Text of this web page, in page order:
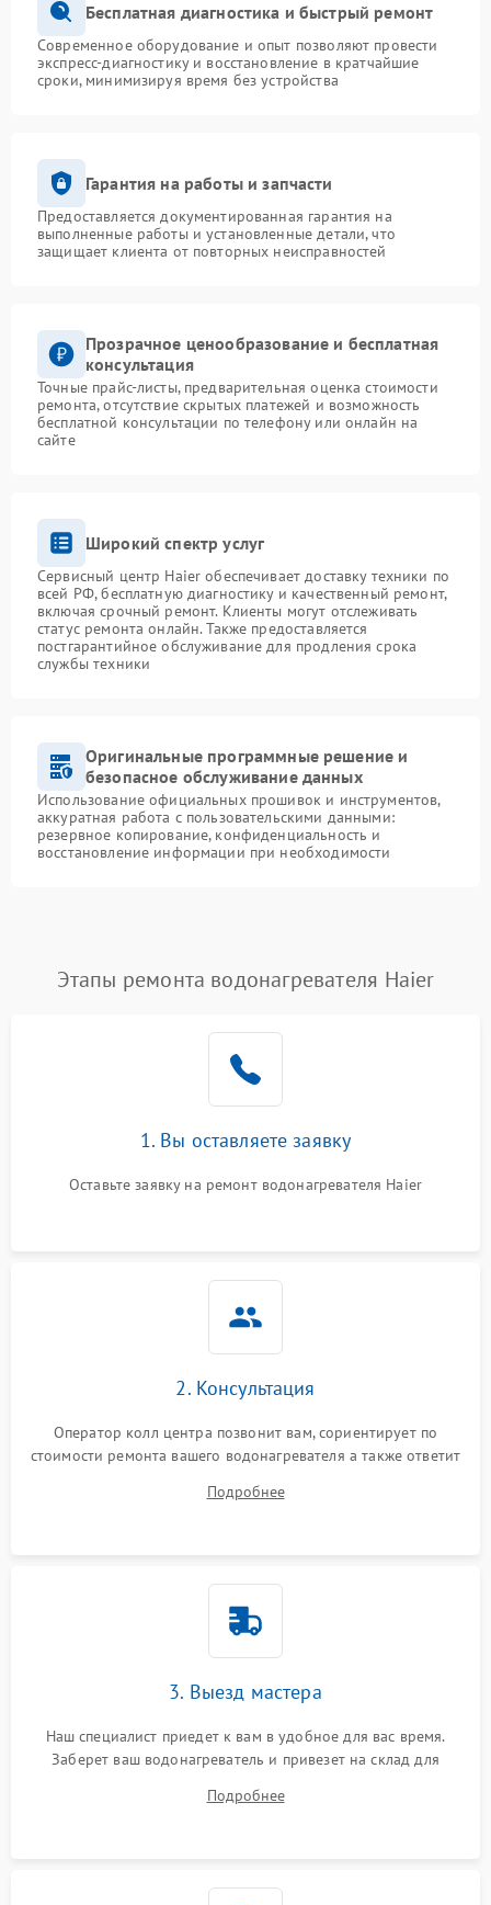
Бесплатная диагностика и быстрый ремонт
Современное оборудование и опыт позволяют провести
экспресс-диагностику и восстановление в кратчайшие
сроки, минимизируя время без устройства
Гарантия на работы и запчасти
Предоставляется документированная гарантия на
выполненные работы и установленные детали, что
защищает клиента от повторных неисправностей
Прозрачное ценообразование и бесплатная
консультация
Точные прайс-листы, предварительная оценка стоимости
ремонта, отсутствие скрытых платежей и возможность
бесплатной консультации по телефону или онлайн на
сайте
Широкий спектр услуг
Сервисный центр Haier обеспечивает доставку техники по
всей РФ, бесплатную диагностику и качественный ремонт,
включая срочный ремонт. Клиенты могут отслеживать
статус ремонта онлайн. Также предоставляется
постгарантийное обслуживание для продления срока
службы техники
Оригинальные программные решение и
безопасное обслуживание данных
Использование официальных прошивок и инструментов,
аккуратная работа с пользовательскими данными:
резервное копирование, конфиденциальность и
восстановление информации при необходимости
Этапы ремонта водонагревателя Haier
1. Вы оставляете заявку
Оставьте заявку на ремонт водонагревателя Haier
2. Консультация
Оператор колл центра позвонит вам, сориентирует по
стоимости ремонта вашего водонагревателя а также ответит
Подробнее
3. Выезд мастера
Наш специалист приедет к вам в удобное для вас время.
Заберет ваш водонагреватель и привезет на склад для
Подробнее